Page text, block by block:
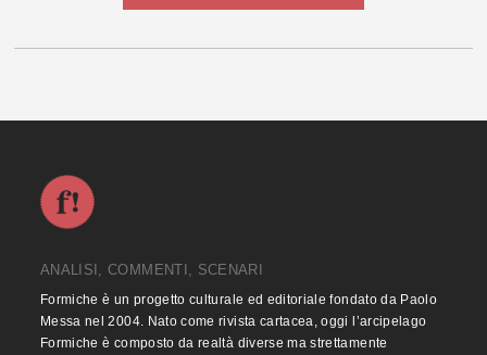
ANALISI, COMMENTI, SCENARI
Formiche è un progetto culturale ed editoriale fondato da Paolo
Messa nel 2004. Nato come rivista cartacea, oggi l’arcipelago
Formiche è composto da realtà diverse ma strettamente